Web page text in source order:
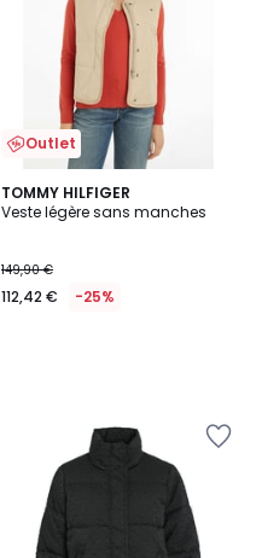
Outlet
TOMMY HILFIGER
Veste légère sans manches
149,90 €
112,42 € -25%